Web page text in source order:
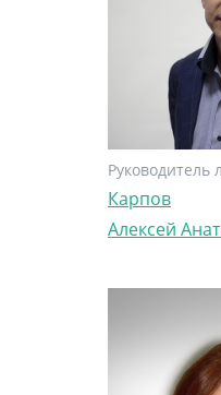
Руководитель
Карпов
Алексей